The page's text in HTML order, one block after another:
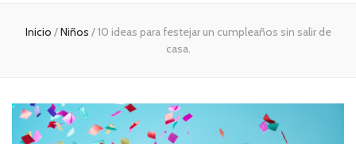
Inicio /Niños /10 ideas para festejar un cumpleaños sin salir de
casa.